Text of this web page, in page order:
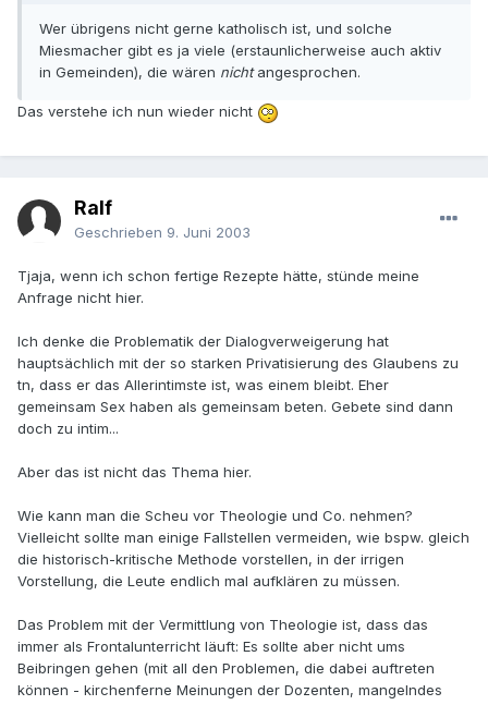
Wer übrigens nicht gerne katholisch ist, und solche
Miesmacher gibt es ja viele (erstaunlicherweise auch aktiv
in Gemeinden), die wären nichtangesprochen.
Das verstehe ich nun wieder nicht
Ralf
Geschrieben 9. Juni 2003
Tjaja, wenn ich schon fertige Rezepte hätte, stünde meine
Anfrage nicht hier.
Ich denke die Problematik der Dialogverweigerung hat
hauptsächlich mit der so starken Privatisierung des Glaubens zu
tn, dass er das Allerintimste ist, was einem bleibt. Eher
gemeinsam Sex haben als gemeinsam beten. Gebete sind dann
doch zu intim...
Aber das ist nicht das Thema hier.
Wie kann man die Scheu vor Theologie und Co. nehmen?
Vielleicht sollte man einige Fallstellen vermeiden, wie bspw. gleich
die historisch-kritische Methode vorstellen, in der irrigen
Vorstellung, die Leute endlich mal aufklären zu müssen.
Das Problem mit der Vermittlung von Theologie ist, dass das
immer als Frontalunterricht läuft: Es sollte aber nicht ums
Beibringen gehen (mit all den Problemen, die dabei auftreten
können - kirchenferne Meinungen der Dozenten, mangelndes